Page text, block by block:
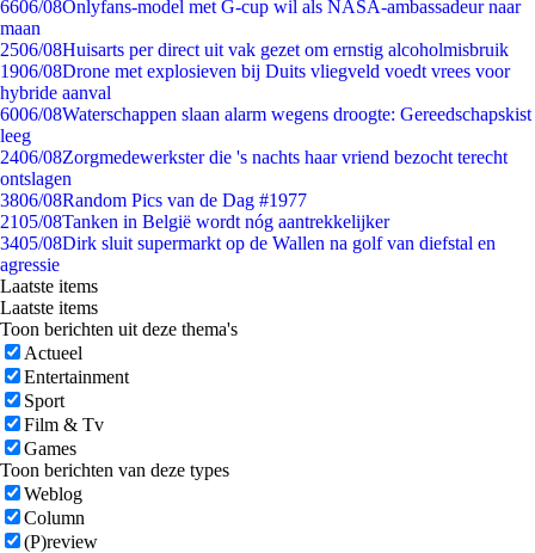
6606/08Onlyfans-model met G-cup wil als NASA-ambassadeur naar
maan
2506/08Huisarts per direct uit vak gezet om ernstig alcoholmisbruik
1906/08Drone met explosieven bij Duits vliegveld voedt vrees voor
hybride aanval
6006/08Waterschappen slaan alarm wegens droogte: Gereedschapskist
leeg
2406/08Zorgmedewerkster die 's nachts haar vriend bezocht terecht
ontslagen
3806/08Random Pics van de Dag #1977
2105/08Tanken in België wordt nóg aantrekkelijker
3405/08Dirk sluit supermarkt op de Wallen na golf van diefstal en
agressie
Laatste items
Laatste items
Toon berichten uit deze thema's
Actueel
Entertainment
Sport
Film & Tv
Games
Toon berichten van deze types
Weblog
Column
(P)review